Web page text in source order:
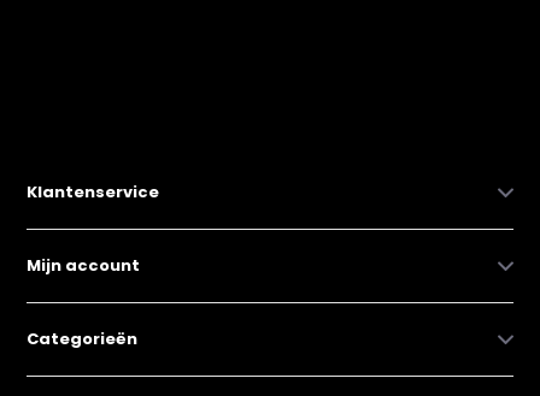
Klantenservice
Mijn account
Categorieën